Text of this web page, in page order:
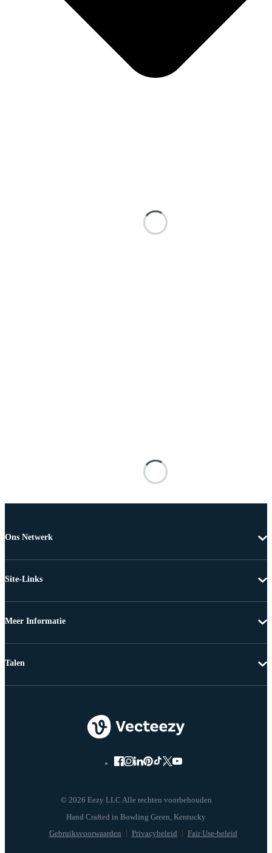
Ons Netwerk
Site-Links
Meer Informatie
© 2026 Eezy LLC Alle rechten voorbehouden
Gebruiksvoorwaarden Privacybeleid Fair Use-beleid
Talen